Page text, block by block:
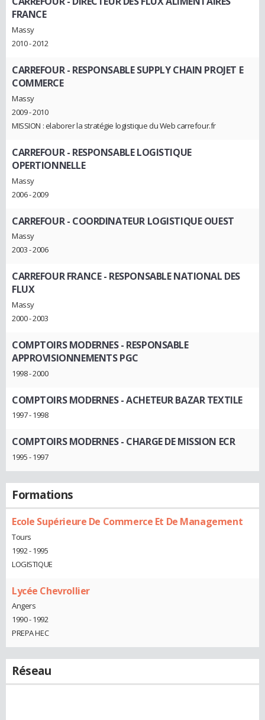
FRANCE
Massy
2010 - 2012
CARREFOUR- RESPONSABLE SUPPLY CHAIN PROJET E
COMMERCE
Massy
2009 - 2010
MISSION : elaborer la stratégie logistique du Web carrefour.fr
CARREFOUR- RESPONSABLE LOGISTIQUE
OPERTIONNELLE
Massy
2006 - 2009
CARREFOUR- COORDINATEUR LOGISTIQUE OUEST
Massy
2003 - 2006
CARREFOUR FRANCE- RESPONSABLE NATIONAL DES
FLUX
Massy
2000 - 2003
COMPTOIRS MODERNES- RESPONSABLE
APPROVISIONNEMENTS PGC
1998 - 2000
COMPTOIRS MODERNES- ACHETEUR BAZAR TEXTILE
1997 - 1998
COMPTOIRS MODERNES- CHARGE DE MISSION ECR
1995 - 1997
Formations
Ecole Supérieure De Commerce Et De Management
Tours
1992 - 1995
LOGISTIQUE
Lycée Chevrollier
Angers
1990 - 1992
PREPA HEC
Réseau